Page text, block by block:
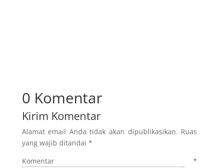
0 Komentar
Kirim Komentar
Alamat email Anda tidak akan dipublikasikan. Ruas
yang wajib ditandai *
Komentar*